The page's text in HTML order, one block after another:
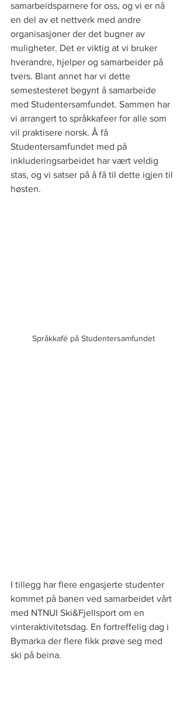
samarbeidsparnere for oss, og vi er nå
en del av et nettverk med andre
organisasjoner der det bugner av
muligheter. Det er viktig at vi bruker
hverandre, hjelper og samarbeider på
tvers. Blant annet har vi dette
semestesteret begynt å samarbeide
med Studentersamfundet. Sammen har
vi arrangert to språkkafeer for alle som
vil praktisere norsk. Å få
Studentersamfundet med på
inkluderingsarbeidet har vært veldig
stas, og vi satser på å få til dette igjen til
høsten.
Språkkafé på Studentersamfundet
I tillegg har flere engasjerte studenter
kommet på banen ved samarbeidet vårt
med NTNUI Ski&Fjellsport om en
vinteraktivitetsdag. En fortreffelig dag i
Bymarka der flere fikk prøve seg med
ski på beina.